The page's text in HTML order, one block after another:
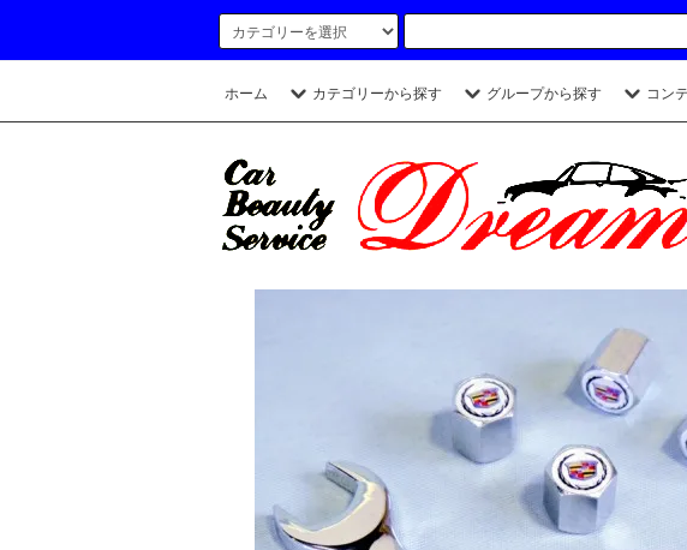
ホーム カテゴリーから探す グループから探す コン